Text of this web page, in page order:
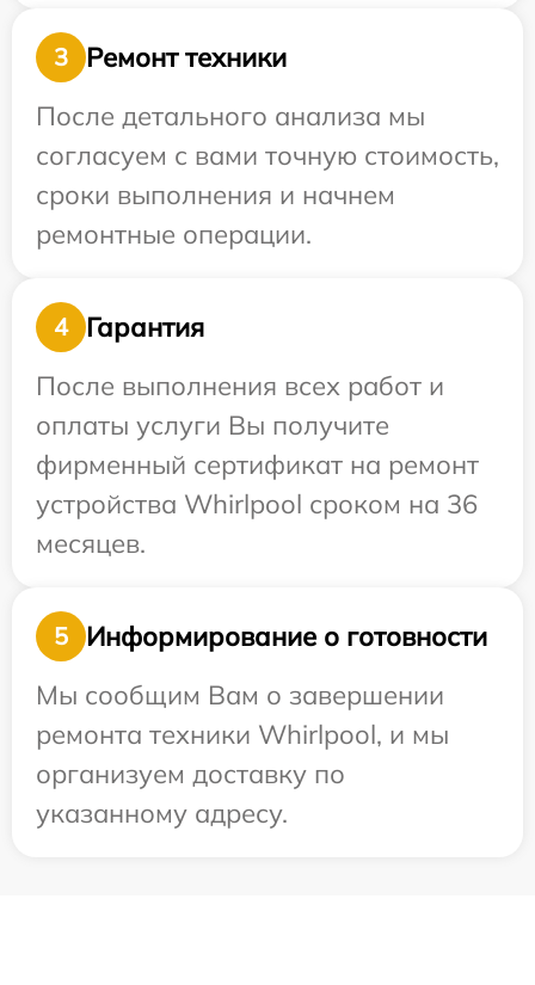
3
Ремонт техники
После детального анализа мы
согласуем с вами точную стоимость,
сроки выполнения и начнем
ремонтные операции.
4
Гарантия
После выполнения всех работ и
оплаты услуги Вы получите
фирменный сертификат на ремонт
устройства Whirlpool сроком на 36
месяцев.
5
Информирование о готовности
Мы сообщим Вам о завершении
ремонта техники Whirlpool, и мы
организуем доставку по
указанному адресу.